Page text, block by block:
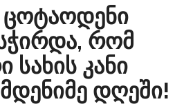
რომ
კანი
დღეში!